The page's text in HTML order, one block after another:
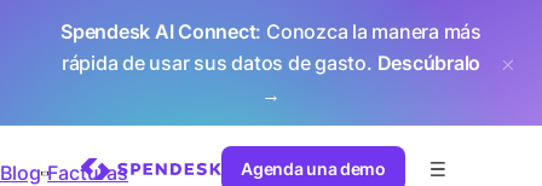
Spendesk AI Connect: Conozca la manera más
rápida de usar sus datos de gasto. Descúbralo
→
Agenda una demo
Blog Facturas